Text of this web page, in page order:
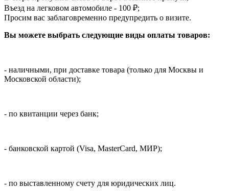
Въезд на легковом автомобиле - 100 ₽;
Просим вас заблаговременно предупредить о визите.
Вы можете выбрать следующие виды оплаты товаров:
- наличными, при доставке товара (только для Москвы и
Московской области);
- по квитанции через банк;
- банковской картой (Visa, MasterCard, МИР);
- по выставленному счету для юридических лиц.